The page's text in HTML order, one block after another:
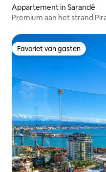
Appartement in Sarandë
Premium aan het strand
Favoriet van gasten
Favoriet van gasten